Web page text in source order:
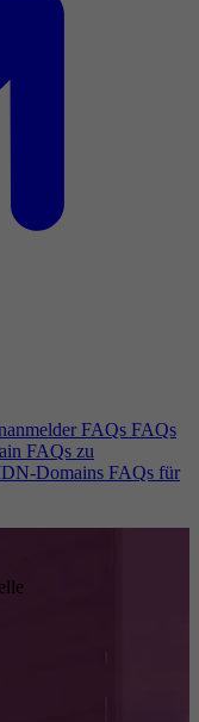
FAQs FAQs
FAQs zu
Domains FAQs für